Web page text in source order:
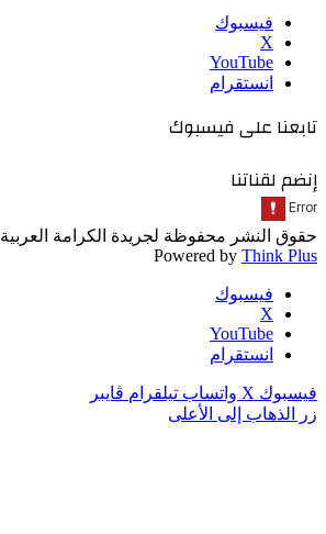
فيسبوك
‫X
‫YouTube
انستقرام
تابعنا على فيسبوك
إنضم لقناتنا
حقوق النشر محفوظة لجريدة الكرامة العربية
Powered by Think Plus
فيسبوك
‫X
‫YouTube
انستقرام
فيسبوك ‫X واتساب تيلقرام ڤايبر
زر الذهاب إلى الأعلى